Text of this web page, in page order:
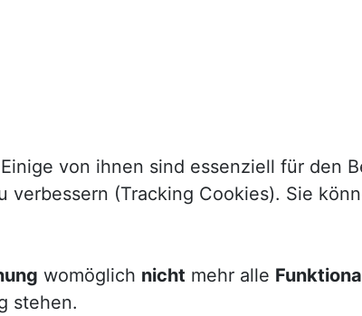
von ihnen sind essenziell für den
(Tracking Cookies). Sie
womöglich nicht mehr alle
stehen.